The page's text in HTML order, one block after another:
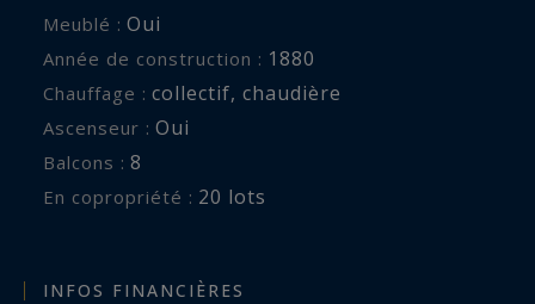
Meublé : Oui
Année de construction : 1880
Chauffage : collectif, chaudière
Ascenseur : Oui
balcons : 8
En copropriété : 20 lots
INFOS FINANCIÈRES